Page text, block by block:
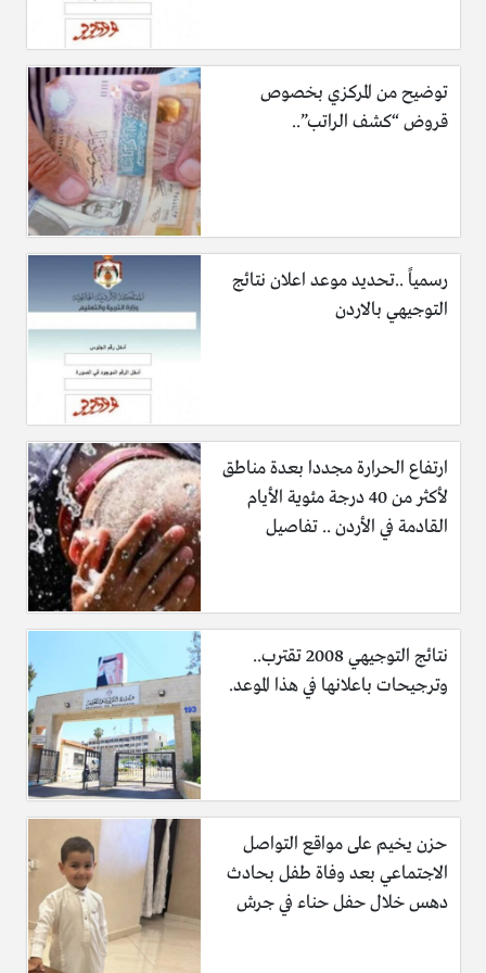
أ. أن يكون المتقدم أردني الجنسية .
جـ. أن يكون لائقاً للخدمة العسكرية من الناحية الصحية.
د. أن يكون حاصل على شهادة مزاولة مهنة من وزارة الصحة
الأردنية.
هـ. أن لا يقل الطول المتقدم عن (160) سم وان يتناسب الطول مع
و. أن يكون المتقدم حسن السيرة والسلوك وغير محكوم عليه
ز. أن لا يكون له خدمة سابقة بالصبغة العسكرية او بالصبغة
المدنية في القوات المسلحة الأردنية – الجيش العربي او الأجهزة
الأمنية.
توضيح من المركزي بخصوص
قروض “كشف الراتب”..
رسمياً ..تحديد موعد اعلان نتائج
التوجيهي بالاردن
ارتفاع الحرارة مجددا بعدة مناطق
لأكثر من 40 درجة مئوية الأيام
القادمة في الأردن .. تفاصيل
نتائج التوجيهي 2008 تقترب..
وترجيحات باعلانها في هذا الموعد.
حزن يخيم على مواقع التواصل
الاجتماعي بعد وفاة طفل بحادث
دهس خلال حفل حناء في جرش